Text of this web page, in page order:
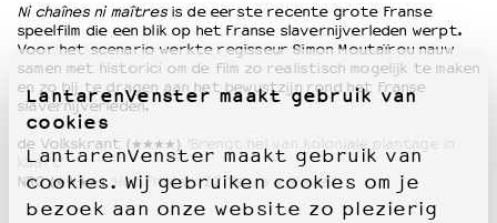
LantarenVenster maakt gebruik van
cookies
LantarenVenster maakt gebruik van
cookies. Wij gebruiken cookies om je
bezoek aan onze website zo plezierig
Ni chaînes ni maîtresis de eerste recente grote Franse
speelfilm die een blik op het Franse slavernijverleden werpt.
Voor het scenario werkte regisseur Simon Moutaïrou nauw
samen met historici om de film zo realistisch mogelijk te maken
en zo bij te dragen aan het bewustzijn rond het Franse
slavernijverleden.
de Volkskrant (★★★★) ‘Brengt hel van koloniale plantage in
kaart’
NRC (★★★★)‘Het Franse‘12 Years a Slave’